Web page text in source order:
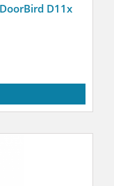
D11x